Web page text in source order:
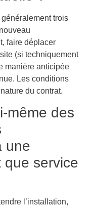
trois
faire déplacer
(si techniquement
manière anticipée
Les conditions
du contrat.
même des
une
que service
l’installation,